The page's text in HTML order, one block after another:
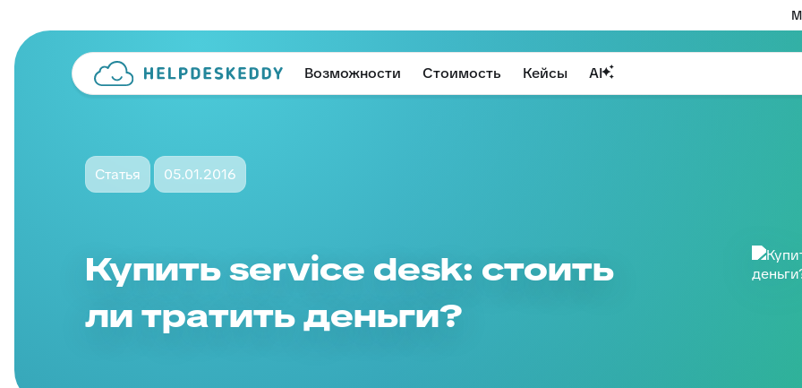
Возможности Стоимость Кейсы AI
Статья 05.01.2016
Купить service desk: стоить
ли тратить деньги?